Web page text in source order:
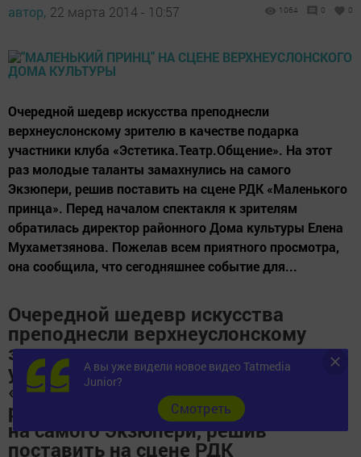
автор, 22 марта 2014 - 10:57 1064 0 0
Очередной шедевр искусства преподнесли
верхнеуслонскому зрителю в качестве подарка
участники клуба «Эстетика.Театр.Общение». На этот
раз молодые таланты замахнулись на самого
Экзюпери, решив поставить на сцене РДК «Маленького
принца». Перед началом спектакля к зрителям
обратилась директор районного Дома культуры Елена
Мухаметзянова. Пожелав всем приятного просмотра,
она сообщила, что сегодняшнее событие для...
Очередной шедевр искусства
преподнесли верхнеуслонскому
зрителю в качестве подарка
участники клуба
«Эстетика.Театр.Общение». На этот
раз молодые таланты замахнулись
на самого Экзюпери, решив
поставить на сцене РДК
А вы уже видели новое видео Tatmedia
Junior?
Cмотреть